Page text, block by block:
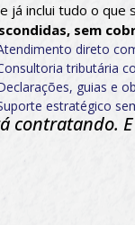
já inclui tudo o
sem
direto
tributária
guias e
estratégico
contratando.